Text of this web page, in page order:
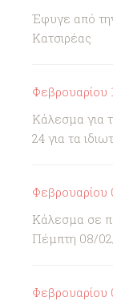
Έφυγε από
Κατσιρέας
Φεβρουαρίου
Κάλεσμα για
24 για τα
Φεβρουαρίου
Κάλεσμα σε
Πέμπτη 08/
Φεβρουαρίου